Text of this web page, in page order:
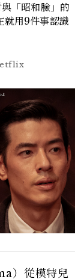
「昭和臉」的
就用9件事認識
）從模特兒